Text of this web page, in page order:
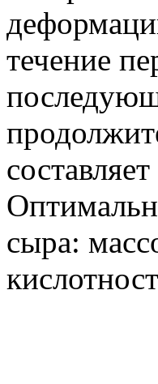
течение
сыра: